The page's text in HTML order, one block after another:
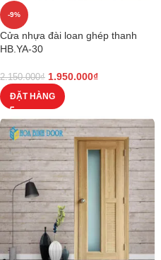
-9%
Cửa nhựa đài loan ghép thanh
HB.YA-30
2.150.000₫ 1.950.000₫
ĐẶT HÀNG